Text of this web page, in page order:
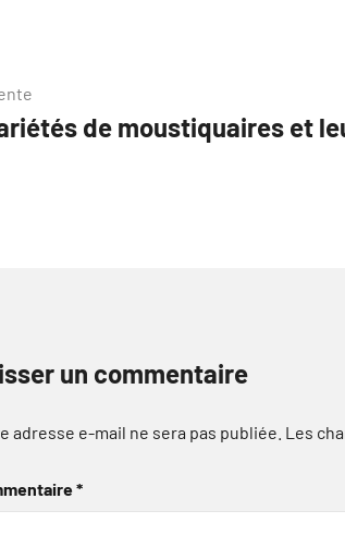
de moustiquaires et
un commentaire
adresse e-mail ne sera pas publiée. Les
*